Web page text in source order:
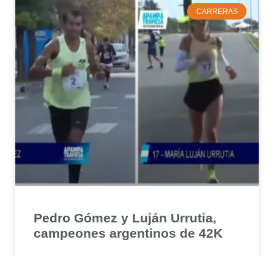
CARRERAS
Pedro Gómez y Luján Urrutia,
campeones argentinos de 42K